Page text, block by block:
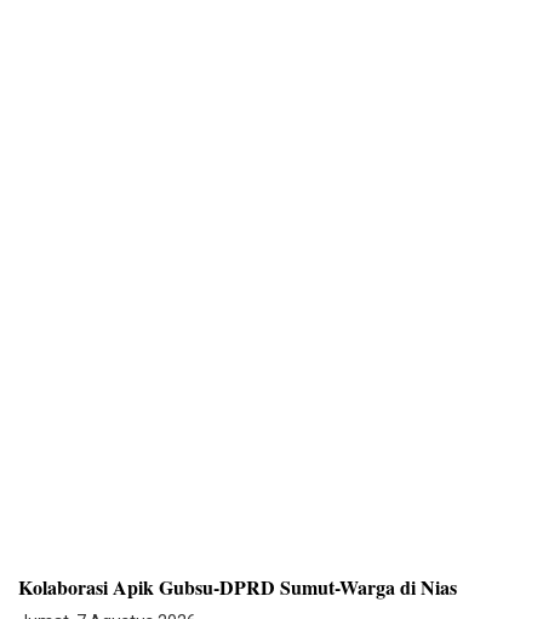
Kolaborasi Apik Gubsu-DPRD Sumut-Warga di Nias